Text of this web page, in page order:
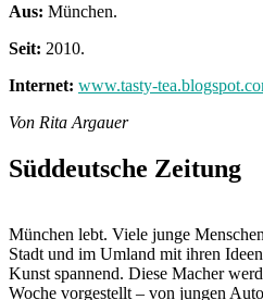
Aus: München.
Seit: 2010.
Internet: www.tasty-
Von Rita Argauer
Süddeutsche Zeitung
München lebt. Viele junge
Stadt und im Umland mit ihren
Kunst spannend. Diese Macher
Woche vorgestellt – von jungen